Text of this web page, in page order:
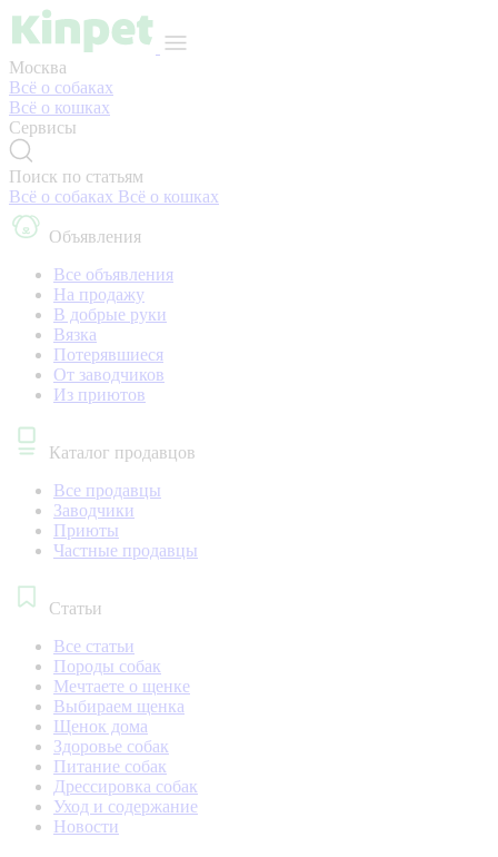
Москва
Всё о собаках
Всё о кошках
Сервисы
Поиск по статьям
Всё о собаках Всё о кошках
Объявления
Все объявления
На продажу
В добрые руки
Вязка
Потерявшиеся
От заводчиков
Из приютов
Каталог продавцов
Все продавцы
Заводчики
Приюты
Частные продавцы
Статьи
Все статьи
Породы собак
Мечтаете о щенке
Выбираем щенка
Щенок дома
Здоровье собак
Питание собак
Дрессировка собак
Уход и содержание
Новости